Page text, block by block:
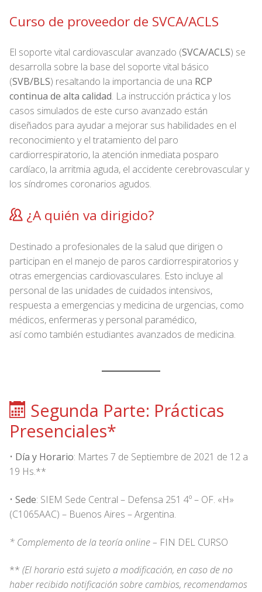
Curso de proveedor de SVCA/ACLS
El soporte vital cardiovascular avanzado (SVCA/ACLS) se
desarrolla sobre la base del soporte vital básico
(SVB/BLS) resaltando la importancia de una RCP
continua de alta calidad. La instrucción práctica y los
casos simulados de este curso avanzado están
diseñados para ayudar a mejorar sus habilidades en el
reconocimiento y el tratamiento del paro
cardiorrespiratorio, la atención inmediata posparo
cardíaco, la arritmia aguda, el accidente cerebrovascular y
los síndromes coronarios agudos.
¿A quién va dirigido?
Destinado a profesionales de la salud que dirigen o
participan en el manejo de paros cardiorrespiratorios y
otras emergencias cardiovasculares. Esto incluye al
personal de las unidades de cuidados intensivos,
respuesta a emergencias y medicina de urgencias, como
médicos, enfermeras y personal paramédico,
así como también estudiantes avanzados de medicina.
Segunda Parte: Prácticas
Presenciales*
• Día y Horario: Martes 7 de Septiembre de 2021 de 12 a
19 Hs.**
• Sede: SIEM Sede Central – Defensa 251 4º – OF. «H»
(C1065AAC) – Buenos Aires – Argentina.
* Complemento de la teoría online – FIN DEL CURSO
** (El horario está sujeto a modificación, en caso de no
haber recibido notificación sobre cambios, recomendamos